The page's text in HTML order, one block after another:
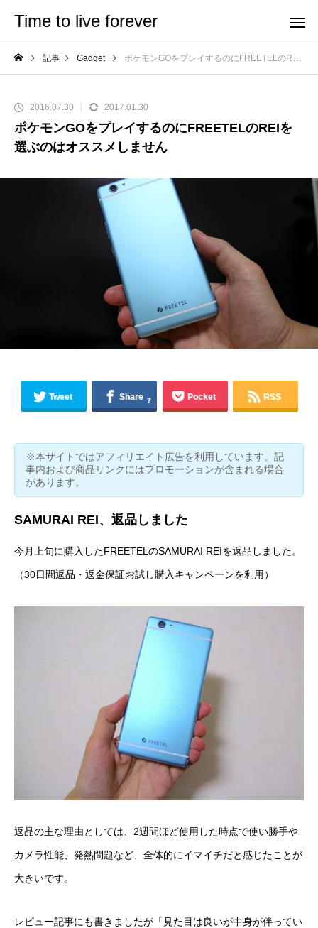
Time to live forever
記事 Gadget ポケモンGOをプレイするのにFREETELのREIを選ぶのはオススメしません
2016.07.30 2017.01.30
ポケモンGOをプレイするのにFREETELのREIを
選ぶのはオススメしません
Tweet Share 7 Pocket RSS
※本サイトではアフィリエイト広告を利用しています。記
事内および商品リンクにはプロモーションが含まれる場合
があります。
SAMURAI REI、返品しました
今月上旬に購入したFREETELのSAMURAI REIを返品しました。
（30日間返品・返金保証お試し購入キャンペーンを利用）
返品の主な理由としては、2週間ほど使用した時点で使い勝手や
カメラ性能、発熱問題など、全体的にイマイチだと感じたことが
大きいです。
レビュー記事にも書きましたが「見た目は良いが中身が伴ってい